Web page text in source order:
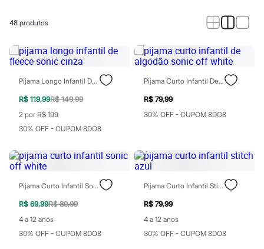
Jeans
Saias
Shorts e Bermudas
Vestidos
Acessórios
Bolsas
Bonés e Chapéus
Cintos
Óculos
Calçados
Botas
Chinelos
Rasteirinhas
Sandálias
Sapatilhas
Tênis
Marcas
City
48 produtos
Pijama Longo Infantil De Fleece Sonic Cinza
R$ 119,99R$ 149,99
2 por R$ 199
30% OFF - CUPOM 8DO8
Pijama Curto Infantil De Algodão Sonic Off White
R$ 79,99
30% OFF - CUPOM 8DO8
Pijama Curto Infantil Sonic Off White
R$ 69,99R$ 89,99
4 a 12 anos
30% OFF - CUPOM 8DO8
Pijama Curto Infantil Stitch Azul
R$ 79,99
4 a 12 anos
30% OFF - CUPOM 8DO8